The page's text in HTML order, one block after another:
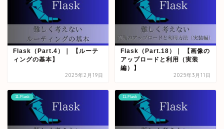
Flask（Part.4）｜ 【ルーテ
ィングの基本】
2025年2月19日
Flask（Part.18）｜ 【画像の
アップロードと利用（実装
編）】
2025年3月11日
11-Flask 11-Flask